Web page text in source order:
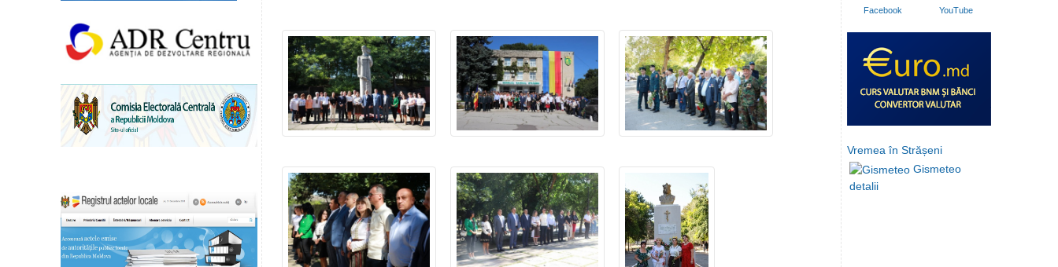
Facebook YouTube
Vremea în Strășeni
Gismeteo
detalii